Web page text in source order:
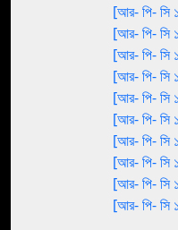
[আর- পি- সি
[আর- পি- সি
[আর- পি- সি
[আর- পি- সি
[আর- পি- সি
[আর- পি- সি
[আর- পি- সি
[আর- পি- সি
[আর- পি- সি
[আর- পি- সি